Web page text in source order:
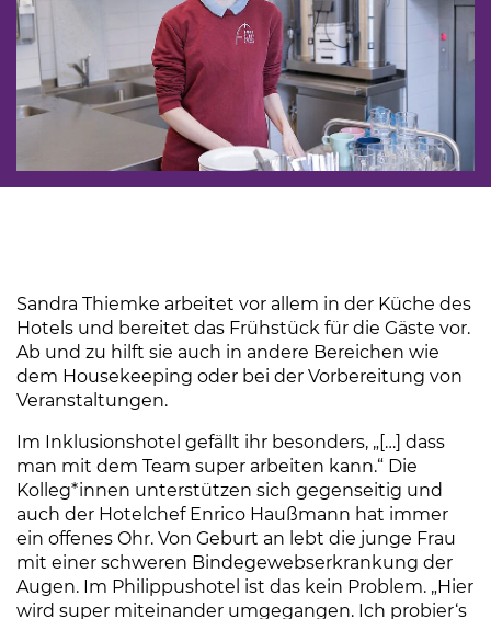
Sandra Thiemke arbeitet vor allem in der Küche des
Hotels und bereitet das Frühstück für die Gäste vor.
Ab und zu hilft sie auch in andere Bereichen wie
dem Housekeeping oder bei der Vorbereitung von
Veranstaltungen.
Im Inklusionshotel gefällt ihr besonders, „[…] dass
man mit dem Team super arbeiten kann.“ Die
Kolleg*innen unterstützen sich gegenseitig und
auch der Hotelchef Enrico Haußmann hat immer
ein offenes Ohr. Von Geburt an lebt die junge Frau
mit einer schweren Bindegewebserkrankung der
Augen. Im Philippushotel ist das kein Problem. „Hier
wird super miteinander umgegangen. Ich probier‘s